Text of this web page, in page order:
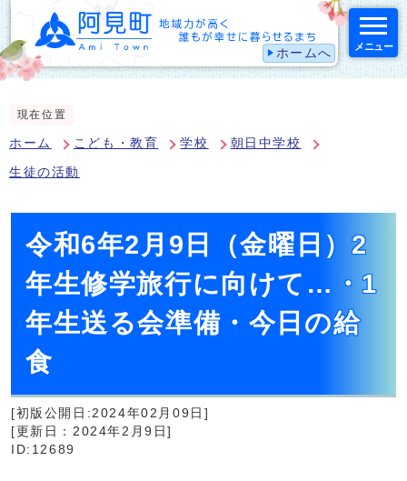
ホームへ メニュー
現在位置
ホーム こども・教育 学校 朝日中学校
生徒の活動
令和6年2月9日（金曜日）2
年生修学旅行に向けて…・1
年生送る会準備・今日の給
食
[初版公開日:2024年02月09日]
[更新日：2024年2月9日]
ID:12689